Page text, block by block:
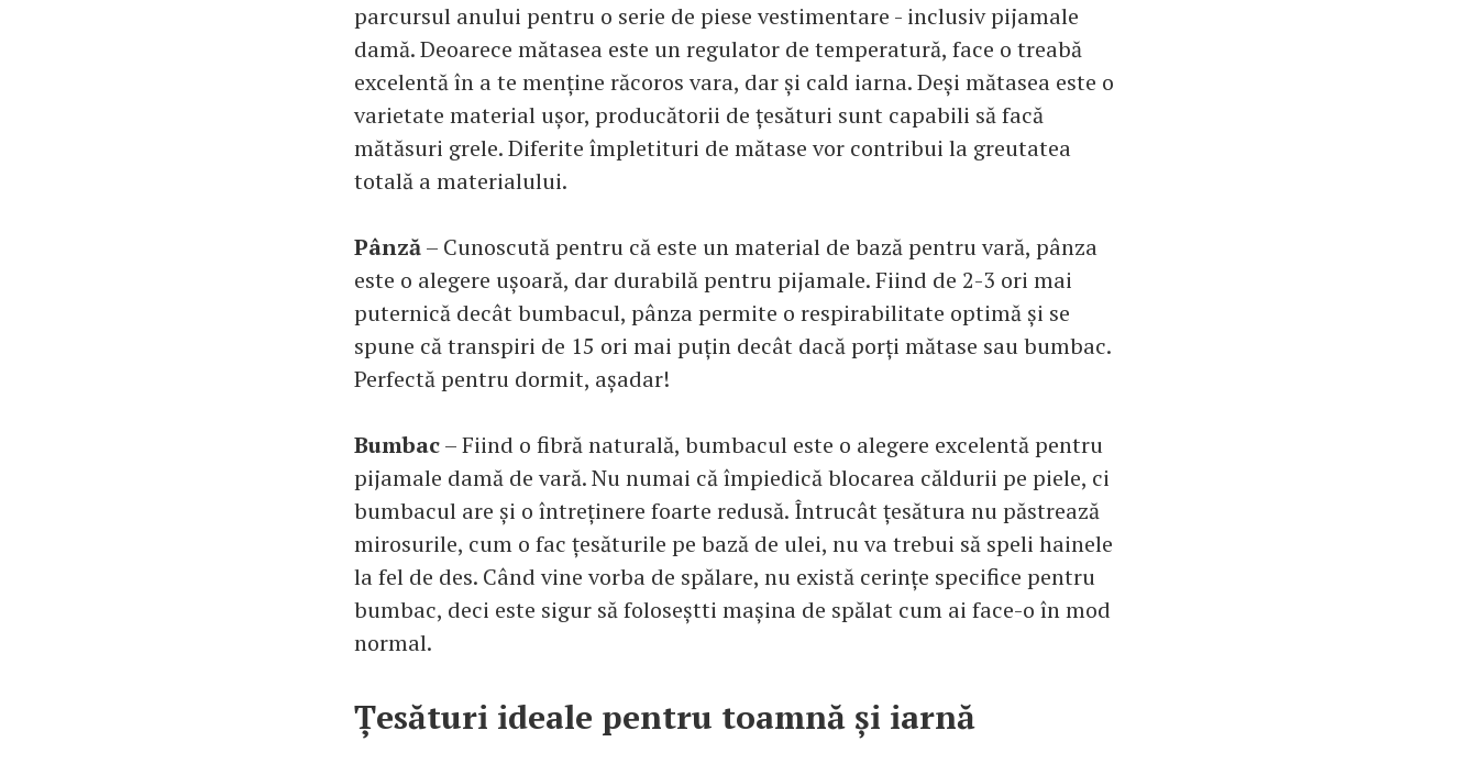
parcursul anului pentru o serie de piese vestimentare - inclusiv pijamale
damă. Deoarece mătasea este un regulator de temperatură, face o treabă
excelentă în a te menține răcoros vara, dar și cald iarna. Deși mătasea este o
varietate material ușor, producătorii de țesături sunt capabili să facă
mătăsuri grele. Diferite împletituri de mătase vor contribui la greutatea
totală a materialului.
Pânză– Cunoscută pentru că este un material de bază pentru vară, pânza
este o alegere ușoară, dar durabilă pentru pijamale. Fiind de 2-3 ori mai
puternică decât bumbacul, pânza permite o respirabilitate optimă și se
spune că transpiri de 15 ori mai puțin decât dacă porți mătase sau bumbac.
Perfectă pentru dormit, așadar!
Bumbac– Fiind o fibră naturală, bumbacul este o alegere excelentă pentru
pijamale damă de vară. Nu numai că împiedică blocarea căldurii pe piele, ci
bumbacul are și o întreținere foarte redusă. Întrucât țesătura nu păstrează
mirosurile, cum o fac țesăturile pe bază de ulei, nu va trebui să speli hainele
la fel de des. Când vine vorba de spălare, nu există cerințe specifice pentru
bumbac, deci este sigur să foloseștti mașina de spălat cum ai face-o în mod
normal.
Țesături ideale pentru toamnă și iarnă